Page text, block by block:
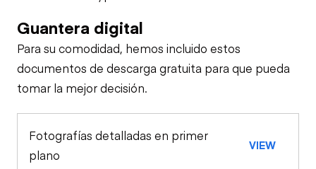
Guantera digital
Para su comodidad, hemos incluido estos
documentos de descarga gratuita para que pueda
tomar la mejor decisión.
Fotografías detalladas en primer
plano
VIEW